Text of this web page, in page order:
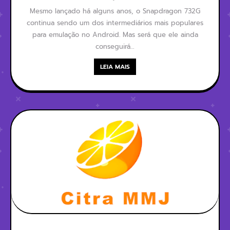
SWITCH E 3DS?
Mesmo lançado há alguns anos, o Snapdragon 732G
continua sendo um dos intermediários mais populares
para emulação no Android. Mas será que ele ainda
conseguirá…
LEIA MAIS